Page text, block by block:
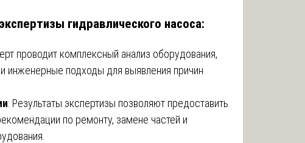
гидравлического насоса:
проводит комплексный анализ оборудования,
инженерные подходы для выявления причин
: Результаты экспертизы позволяют предоставить
по ремонту, замене частей и